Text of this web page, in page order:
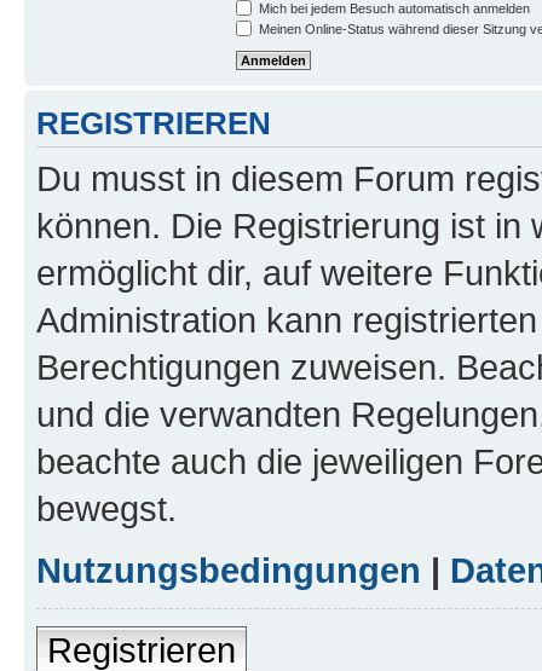
Mich bei jedem Besuch automatisch anmelden
Meinen Online-Status während dieser Sitzung
REGISTRIEREN
Du musst in diesem Forum
können. Die Registrierung ist in
ermöglicht dir, auf weitere
Administration kann
Berechtigungen zuweisen.
und die verwandten
beachte auch die jeweiligen
bewegst.
Nutzungsbedingungen |
Registrieren